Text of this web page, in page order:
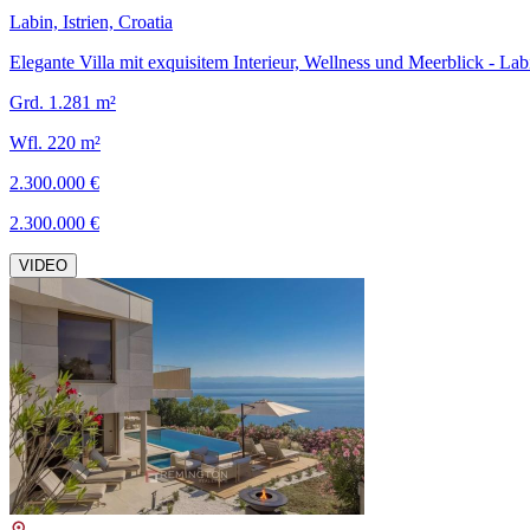
Labin, Istrien, Croatia
Elegante Villa mit exquisitem Interieur, Wellness und Meerblick -
Grd. 1.281 m²
Wfl. 220 m²
2.300.000 €
2.300.000 €
VIDEO